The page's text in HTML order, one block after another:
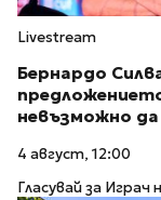
Livestream
Бернардо
невъзможно
4 август, 12:00
Гласувай за